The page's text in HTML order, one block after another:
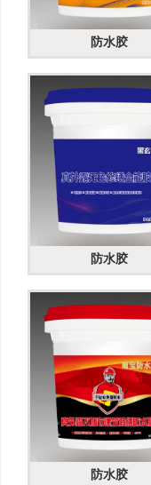
防水胶
防水胶
防水胶